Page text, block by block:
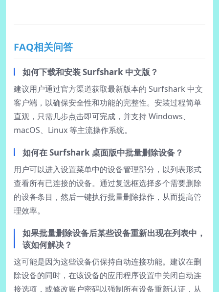
FAQ相关问答
如何下载和安装 Surfshark 中文版？
建议用户通过官方渠道获取最新版本的 Surfshark 中文
客户端，以确保安全性和功能的完整性。安装过程简单
直观，只需几步点击即可完成，并支持 Windows、
macOS、Linux 等主流操作系统。
如何在 Surfshark 桌面版中批量删除设备？
用户可以进入设置菜单中的设备管理部分，以列表形式
查看所有已连接的设备。通过复选框选择多个需要删除
的设备条目，然后一键执行批量删除操作，从而提高管
理效率。
如果批量删除设备后某些设备重新出现在列表中，
该如何解决？
这可能是因为这些设备仍保持自动连接功能。建议在删
除设备的同时，在该设备的应用程序设置中关闭自动连
接选项，或修改账户密码以强制所有设备重新认证，从